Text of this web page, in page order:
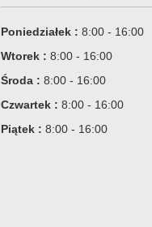
Poniedziałek : 8:00 - 16:00
Wtorek : 8:00 - 16:00
Środa : 8:00 - 16:00
Czwartek : 8:00 - 16:00
Piątek : 8:00 - 16:00